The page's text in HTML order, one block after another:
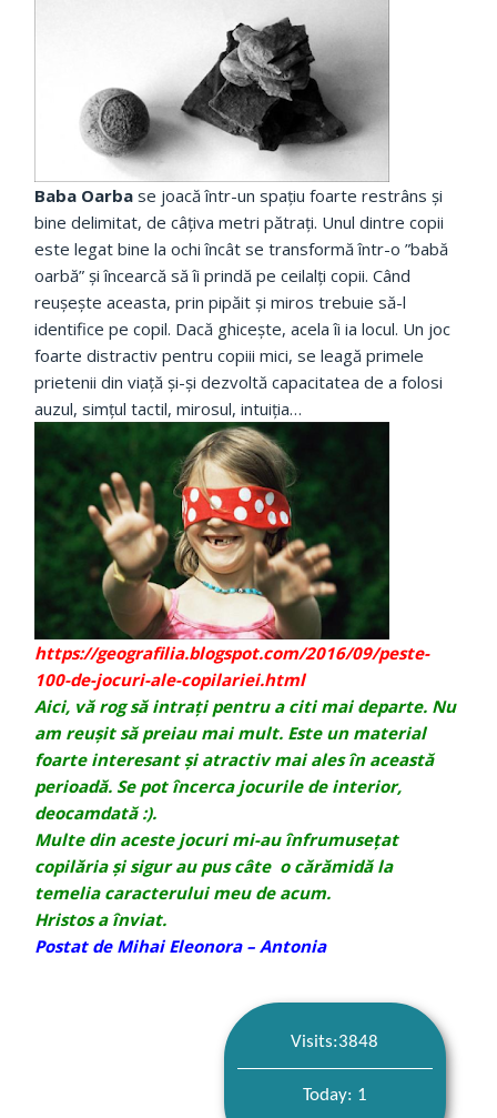
Baba Oarba se joacă într-un spațiu foarte restrâns și
bine delimitat, de câțiva metri pătrați. Unul dintre copii
este legat bine la ochi încât se transformă într-o ”babă
oarbă” și încearcă să îi prindă pe ceilalți copii. Când
reușește aceasta, prin pipăit și miros trebuie să-l
identifice pe copil. Dacă ghicește, acela îi ia locul. Un joc
foarte distractiv pentru copiii mici, se leagă primele
prietenii din viață și-și dezvoltă capacitatea de a folosi
auzul, simțul tactil, mirosul, intuiția…
https://geografilia.blogspot.com/2016/09/peste-
100-de-jocuri-ale-copilariei.html
Aici, vă rog să intrați pentru a citi mai departe. Nu
am reușit să preiau mai mult. Este un material
foarte interesant și atractiv mai ales în această
perioadă. Se pot încerca jocurile de interior,
deocamdată :).
Multe din aceste jocuri mi-au înfrumusețat
copilăria și sigur au pus câte o cărămidă la
temelia caracterului meu de acum.
Hristos a înviat.
Postat de Mihai Eleonora – Antonia
Visits:3848
Today: 1